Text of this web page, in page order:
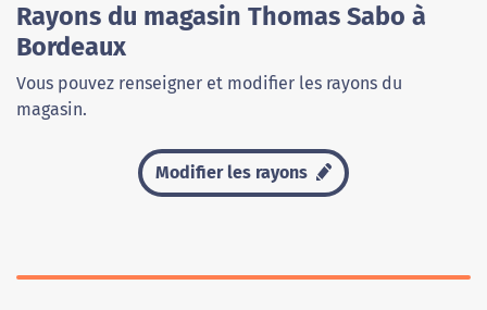
Rayons du magasin Thomas Sabo à
Bordeaux
Vous pouvez renseigner et modifier les rayons du
magasin.
Modifier les rayons